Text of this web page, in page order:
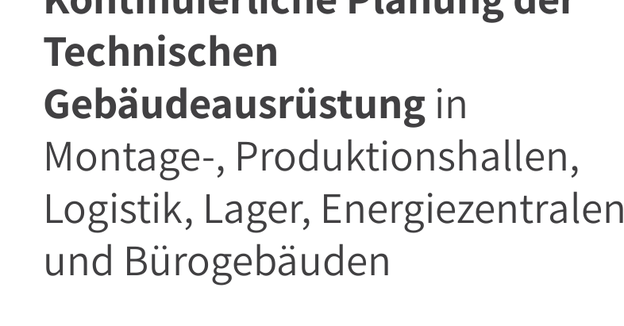
Technischen
Gebäudeausrüstungin
Montage-, Produktionshallen,
Logistik, Lager, Energiezentralen
und Bürogebäuden